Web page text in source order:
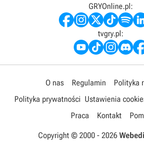
GRYOnline.pl:
tvgry.pl:
O nas Regulamin
Polityka
Polityka prywatności Ustawienia
Praca
Kontakt
Copyright © 2000 - 2026